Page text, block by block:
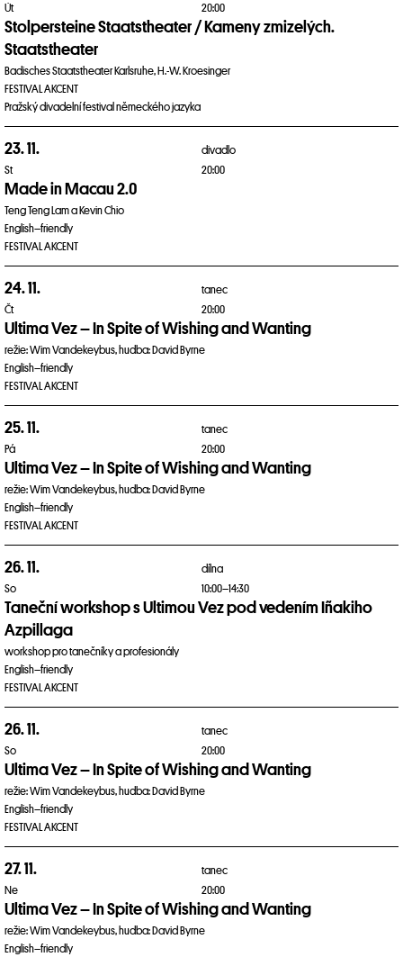
Út 20:00
Stolpersteine Staatstheater / Kameny zmizelých.
Staatstheater
Badisches Staatstheater Karlsruhe, H.-W. Kroesinger
FESTIVAL AKCENT
Pražský divadelní festival německého jazyka
23. 11.
St
divadlo
20:00
Made in Macau 2.0
Teng Teng Lam a Kevin Chio
English–friendly
FESTIVAL AKCENT
24. 11.
Čt
tanec
20:00
Ultima Vez – In Spite of Wishing and Wanting
režie: Wim Vandekeybus, hudba: David Byrne
English–friendly
FESTIVAL AKCENT
25. 11.
Pá
tanec
20:00
Ultima Vez – In Spite of Wishing and Wanting
režie: Wim Vandekeybus, hudba: David Byrne
English–friendly
FESTIVAL AKCENT
26. 11.
So
dílna
10:00–14:30
Taneční workshop s Ultimou Vez pod vedením Iñakiho
Azpillaga
workshop pro tanečníky a profesionály
English–friendly
FESTIVAL AKCENT
26. 11.
So
tanec
20:00
Ultima Vez – In Spite of Wishing and Wanting
režie: Wim Vandekeybus, hudba: David Byrne
English–friendly
FESTIVAL AKCENT
27. 11.
Ne
tanec
20:00
Ultima Vez – In Spite of Wishing and Wanting
režie: Wim Vandekeybus, hudba: David Byrne
English–friendly